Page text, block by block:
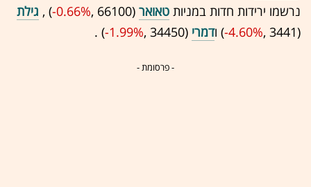
נרשמו ירידות חדות במניות טאואר (66100 ,‎
-0.66%
‏) , גילת
(3441 ,‎
-4.60%‏) ודמרי (34450 ,‎
-1.99%
‏) .
- פרסומת -